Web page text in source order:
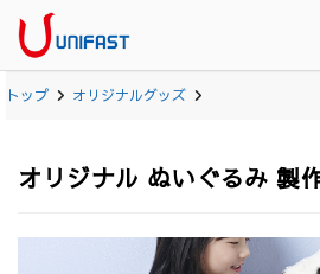
トップ オリジナルグッズ
オリジナル ぬいぐるみ 製